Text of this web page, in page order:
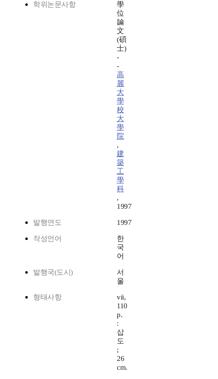
학위논문사항
學
位
論
文
(碩
士)
-
-
高
麗
大
學
校
大
學
院
,
建
築
工
學
科
,
1997
발행연도 1997
작성언어
한
국
어
발행국(도시)
서
울
형태사항
vii,
110
p.
:
삽
도
;
26
cm.